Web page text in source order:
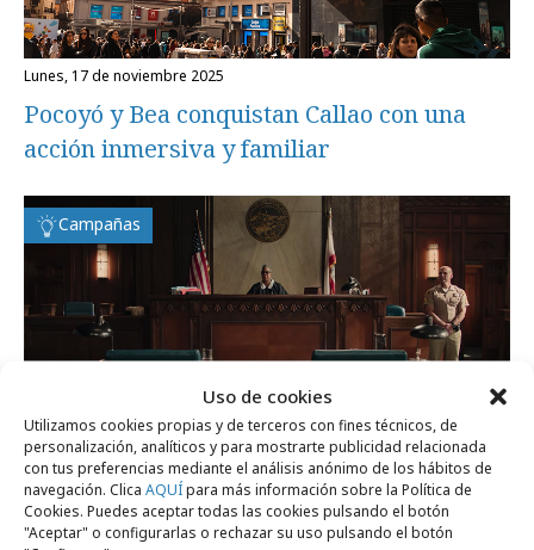
Uso de cookies
Utilizamos cookies propias y de terceros con fines técnicos, de
personalización, analíticos y para mostrarte publicidad relacionada
con tus preferencias mediante el análisis anónimo de los hábitos de
navegación. Clica AQUÍpara más información sobre la Política de
Cookies. Puedes aceptar todas las cookies pulsando el botón
"Aceptar" o configurarlas o rechazar su uso pulsando el botón
lunes, 17 de noviembre 2025
Pocoyó y Bea conquistan Callao con una
acción inmersiva y familiar
Campañas
jueves, 8 de mayo 2025
Juicio a padres por permitir que sus hijos
usen pantallas